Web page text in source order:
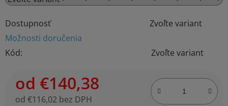
Dostupnosť
Zvoľte variant
Možnosti doručenia
Kód:
Zvoľte variant
od €140,38
od €116,02 bez DPH